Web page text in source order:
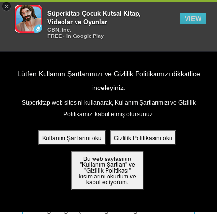
×
Süperkitap Çocuk Kutsal Kitap,
Videolar ve Oyunlar
CBN, Inc.
FREE - In Google Play
VIEW
Lütfen Kullanım Şartlarımızı ve Gizlilik Politikamızı dikkatlice
inceleyiniz.
Süperkitap web sitesini kullanarak, Kullanım Şartlarımızı ve Gizlilik
Politikamızı kabul etmiş olursunuz.
Kullanım Şartlarını oku Gizlilik Politikasını oku
Bu web sayfasının
"Kullanım Şartları" ve
"Gizlilik Politikası"
kısımlarını okudum ve
kabul ediyorum.
GIZLILIK POLITIKASI
Gizlilik Politikası